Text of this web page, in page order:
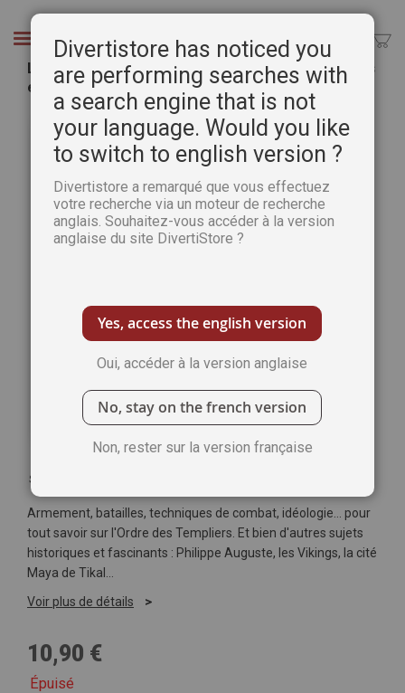
Chercher
Les Mystères du Moyen Age n°27 - Les Templiers
et la guerre
galerie
d’images
Soyez le premier à commenter ce produit
Armement, batailles, techniques de combat, idéologie… pour
tout savoir sur l'Ordre des Templiers. Et bien d'autres sujets
historiques et fascinants : Philippe Auguste, les Vikings, la cité
Maya de Tikal…
Voir plus de détails
10,90 €
Épuisé
Divertistore has noticed you
are performing searches with
a search engine that is not
your language. Would you like
to switch to english version ?
Divertistore a remarqué que vous effectuez
votre recherche via un moteur de recherche
anglais. Souhaitez-vous accéder à la version
anglaise du site DivertiStore ?
Yes, access the english version
Oui, accéder à la version anglaise
No, stay on the french version
Non, rester sur la version française